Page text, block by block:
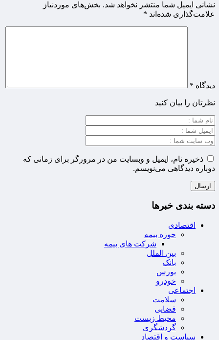
نشانی ایمیل شما منتشر نخواهد شد. بخش‌های موردنیاز
علامت‌گذاری شده‌اند *
دیدگاه *
نظرتان را بیان کنید
ذخیره نام، ایمیل و وبسایت من در مرورگر برای زمانی که
دوباره دیدگاهی می‌نویسم.
دسته بندی خبرها
اقتصادی
حوزه بیمه
شرکت های بیمه
بین الملل
بانک
بورس
خودرو
اجتماعی
سلامت
قضایی
محیط زیست
گردشگری
سیاست و اقتصاد